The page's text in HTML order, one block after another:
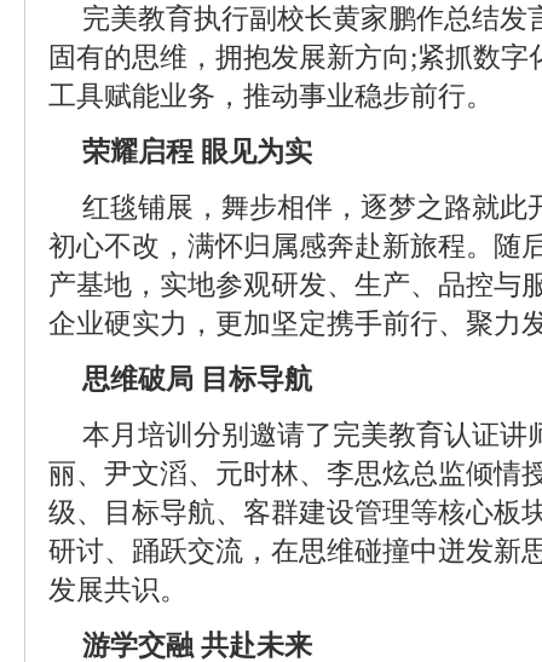
完美教育执行副校长黄家鹏作总结发
固有的思维，拥抱发展新方向;紧抓数
工具赋能业务，推动事业稳步前行。
荣耀启程 眼见为实
红毯铺展，舞步相伴，逐梦之路就此
初心不改，满怀归属感奔赴新旅程。随
产基地，实地参观研发、生产、品控与
企业硬实力，更加坚定携手前行、聚力
思维破局 目标导航
本月培训分别邀请了完美教育认证讲
丽、尹文滔、元时林、李思炫总监倾情
级、目标导航、客群建设管理等核心板
研讨、踊跃交流，在思维碰撞中迸发新
发展共识。
游学交融 共赴未来